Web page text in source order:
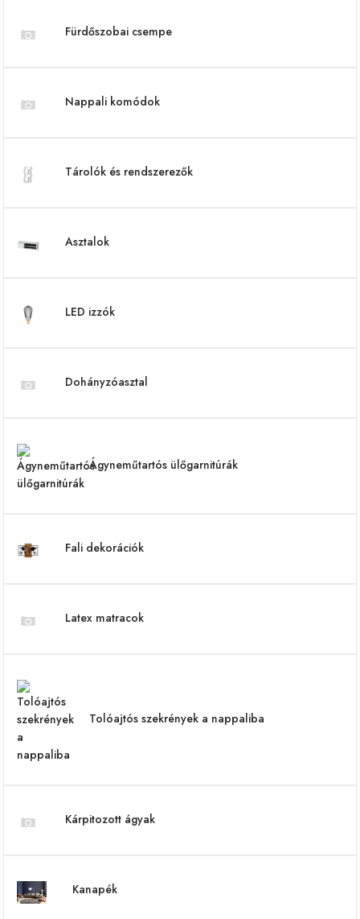
Fürdőszobai csempe
Nappali komódok
Tárolók és rendszerezők
Asztalok
LED izzók
Dohányzóasztal
Ágyneműtartós ülőgarnitúrák
Fali dekorációk
Latex matracok
Tolóajtós szekrények a nappaliba
Kárpitozott ágyak
Kanapék